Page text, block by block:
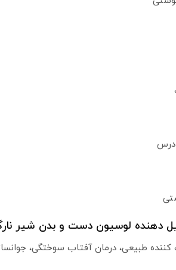
دهنده لوسیون دست و بدن شیر
طبیعی، درمان آفتاب سوختگی،